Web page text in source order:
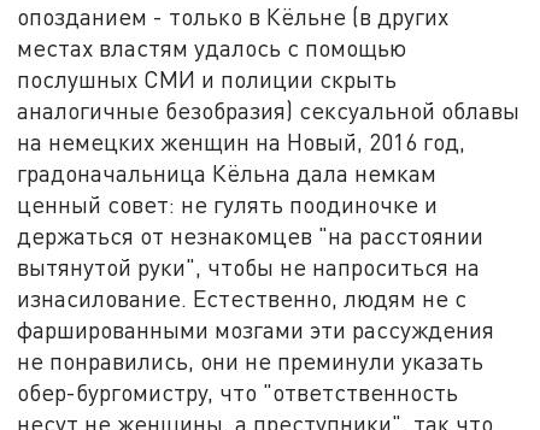
опозданием - только в Кёльне (в других
местах властям удалось с помощью
послушных СМИ и полиции скрыть
аналогичные безобразия) сексуальной облавы
на немецких женщин на Новый, 2016 год,
градоначальница Кёльна дала немкам
ценный совет: не гулять поодиночке и
держаться от незнакомцев "на расстоянии
вытянутой руки", чтобы не напроситься на
изнасилование. Естественно, людям не с
фаршированными мозгами эти рассуждения
не понравились, они не преминули указать
обер-бургомистру, что "ответственность
несут не женщины, а преступники", так что